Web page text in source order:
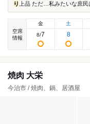
り 上品 ただ…私みたいな庶民
空席
情報
金
8/7
土
8
焼肉 大栄
今治市 / 焼肉、鍋、居酒屋